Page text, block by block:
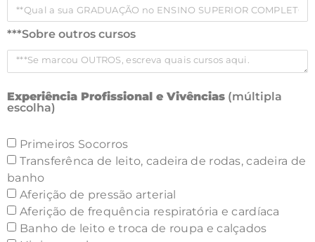
***Sobre outros cursos
Experiência Profissional e Vivências (múltipla
escolha)
Primeiros Socorros
Transferênca de leito, cadeira de rodas, cadeira de
banho
Aferição de pressão arterial
Aferição de frequência respiratória e cardíaca
Banho de leito e troca de roupa e calçados